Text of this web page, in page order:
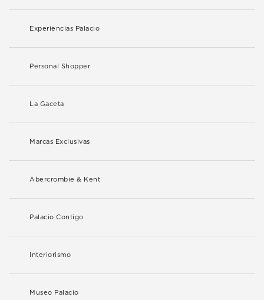
Experiencias Palacio
Personal Shopper
La Gaceta
Marcas Exclusivas
Abercrombie & Kent
Palacio Contigo
Interiorismo
Museo Palacio